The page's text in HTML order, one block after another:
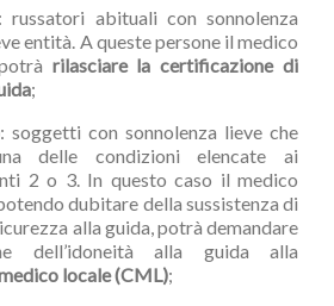
: russatori abituali con sonnolenza
entità. A queste persone il medico
rilasciare la certificazione di
;
: soggetti con sonnolenza lieve che
delle condizioni elencate ai
2 o 3. In questo caso il medico
dubitare della sussistenza di
alla guida, potrà demandare
dell’idoneità alla guida alla
locale (CML);